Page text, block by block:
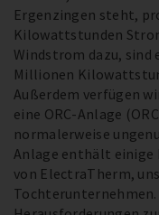
Ergenzingen steht,
Kilowattstunden
Windstrom dazu, sind
Millionen
Außerdem verfügen
eine ORC-Anlage
normalerweise
Anlage enthält einige
von ElectraTherm,